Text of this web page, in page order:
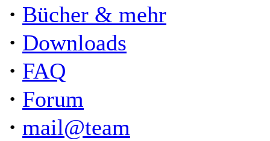
· Bücher & mehr
· Downloads
· FAQ
· Forum
· mail@team